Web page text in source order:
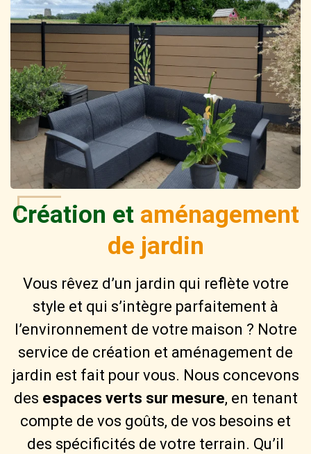
Création et aménagement
de jardin
Vous rêvez d’un jardin qui reflète votre
style et qui s’intègre parfaitement à
l’environnement de votre maison ? Notre
service de création et aménagement de
jardin est fait pour vous. Nous concevons
des espaces verts sur mesure, en tenant
compte de vos goûts, de vos besoins et
des spécificités de votre terrain. Qu’il